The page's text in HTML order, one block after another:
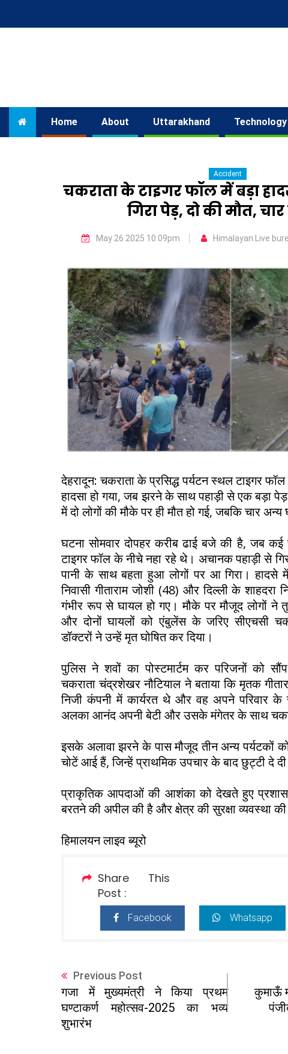
Home About Uttarakhand Technology
Accident
चकराता के टाइगर फॉल में बड़ा
गिरा पेड़, दो की मौत,
May 26 2025 10:09pm Himalayan Live
देहरादून: चकराता के प्रसिद्ध पर्यटन स्थल टाइगर
हादसा हो गया, जब झरने के साथ पहाड़ी से एक बड़ा
में दो लोगों की मौके पर ही मौत हो गई, जबकि चार
घटना सोमवार दोपहर करीब ढाई बजे की है, जब
टाइगर फॉल के नीचे नहा रहे थे। अचानक पहाड़ी से
पानी के साथ बहता हुआ लोगों पर आ गिरा। हादसे
निवासी गीताराम जोशी (48) और दिल्ली के
गंभीर रूप से घायल हो गए। मौके पर मौजूद लोगों ने
और दोनों घायलों को एंबुलेंस के जरिए सीएचसी
डॉक्टरों ने उन्हें मृत घोषित कर दिया।
पुलिस ने शवों का पोस्टमार्टम कर परिजनों को
चकराता चंद्रशेखर नौटियाल ने बताया कि मृतक
निजी कंपनी में कार्यरत थे और वह अपने परिवार
अलका आनंद अपनी बेटी और उसके मंगेतर के साथ
इसके अलावा झरने के पास मौजूद तीन अन्य पर्यटकों
चोटें आई हैं, जिन्हें प्राथमिक उपचार के बाद छुट्टी दे
प्राकृतिक आपदाओं की आशंका को देखते हुए
बरतने की अपील की है और क्षेत्र की सुरक्षा व्यवस्था
हिमालयन लाइव ब्यूरो
Share This
Post :
Facebook Whatsapp
Previous Post
गजा में मुख्यमंत्री ने किया प्रथम
घण्टाकर्ण महोत्सव-2025 का भव्य
शुभारंभ
कुमाऊँ